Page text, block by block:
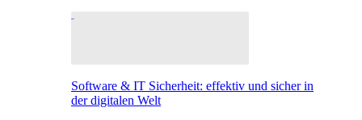
Software & IT Sicherheit: effektiv und sicher in
der digitalen Welt